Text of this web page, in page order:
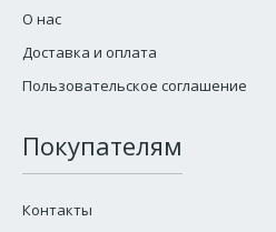
О нас
Доставка и оплата
Пользовательское соглашение
Покупателям
Контакты